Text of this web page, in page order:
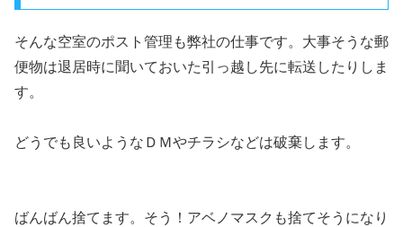
そんな空室のポスト管理も弊社の仕事です。大事そうな郵
便物は退居時に聞いておいた引っ越し先に転送したりしま
す。
どうでも良いようなＤＭやチラシなどは破棄します。
ばんばん捨てます。そう！アベノマスクも捨てそうになり